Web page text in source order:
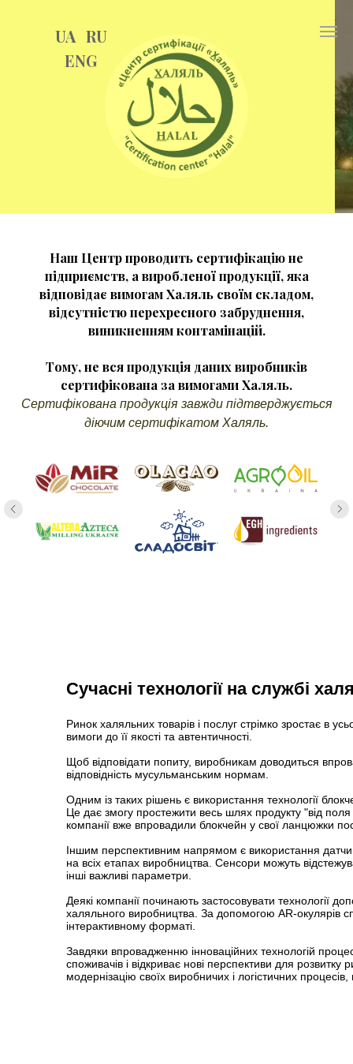
RU
UA
ENG
Наш Центр проводить сертифікацію не
підприємств, а виробленої продукції, яка
відповідає вимогам Халяль своїм складом,
відсутністю перехресного забруднення,
виникненням контамінацій.
Тому, не вся продукцiя даних виробникiв
сертифiкована за вимогами Халяль.
Сертифікована продукція завжди підтверджується
діючим сертифікатом Халяль.
Сучасні технології на службі
Ринок халяльних товарів і послуг стрімко зростає в
вимоги до її якості та автентичності.
Щоб відповідати попиту, виробникам доводиться
відповідність мусульманським нормам.
Одним із таких рішень є використання технології
Це дає змогу простежити весь шлях продукту "від
компанії вже впровадили блокчейн у свої ланцюжки
Іншим перспективним напрямом є використання
на всіх етапах виробництва. Сенсори можуть
інші важливі параметри.
Деякі компанії починають застосовувати технології
халяльного виробництва. За допомогою AR-окулярів
інтерактивному форматі.
Завдяки впровадженню інноваційних технологій
споживачів і відкриває нові перспективи для розвитку
модернізацію своїх виробничих і логістичних